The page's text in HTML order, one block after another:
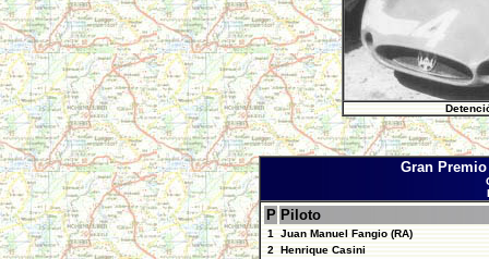
Gran
P Piloto
1
Juan Manuel Fangio (RA)
2 Henrique Casini